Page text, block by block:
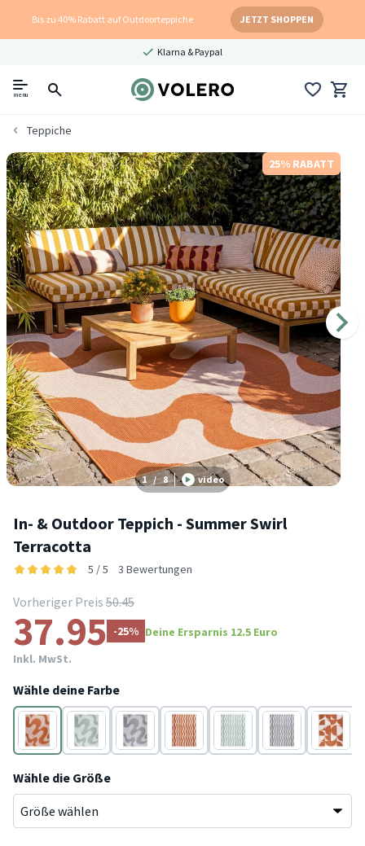
Bis zu 40% Rabatt auf Outdoorteppiche JETZT SHOPPEN
Klarna & Paypal
menu
Teppiche
25% RABATT
1 / 8 video
In- & Outdoor Teppich - Summer Swirl
Terracotta
5 / 5 3 Bewertungen
Vorheriger Preis 50.45
37.95 -25% Deine Ersparnis 12.5 Euro
Inkl. MwSt.
Wähle deine Farbe
TerracottaGrün Grau TerracottaGrün Grau
Wähle die Größe